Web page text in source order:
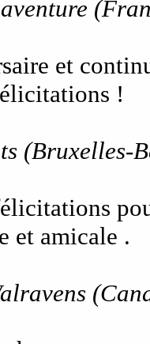
et
!
(Bruxelles-
et amicale .